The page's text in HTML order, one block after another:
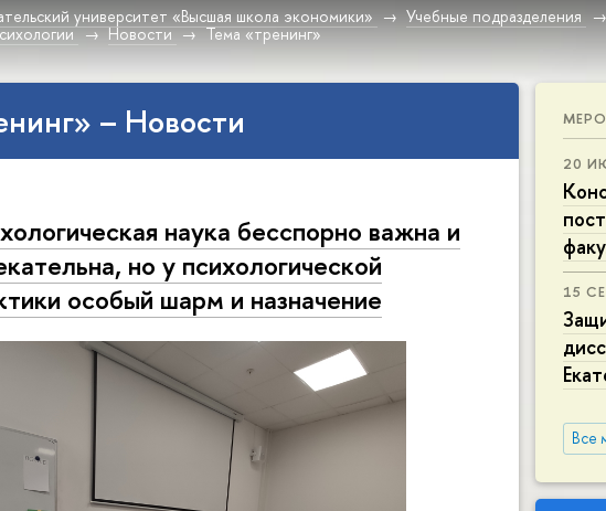
университет «Высшая школа экономики» Учебные подразделения
Новости Тема «тренинг»
20
15
Все
– Новости
наука бесспорно важна и
но у психологической
особый шарм и назначение